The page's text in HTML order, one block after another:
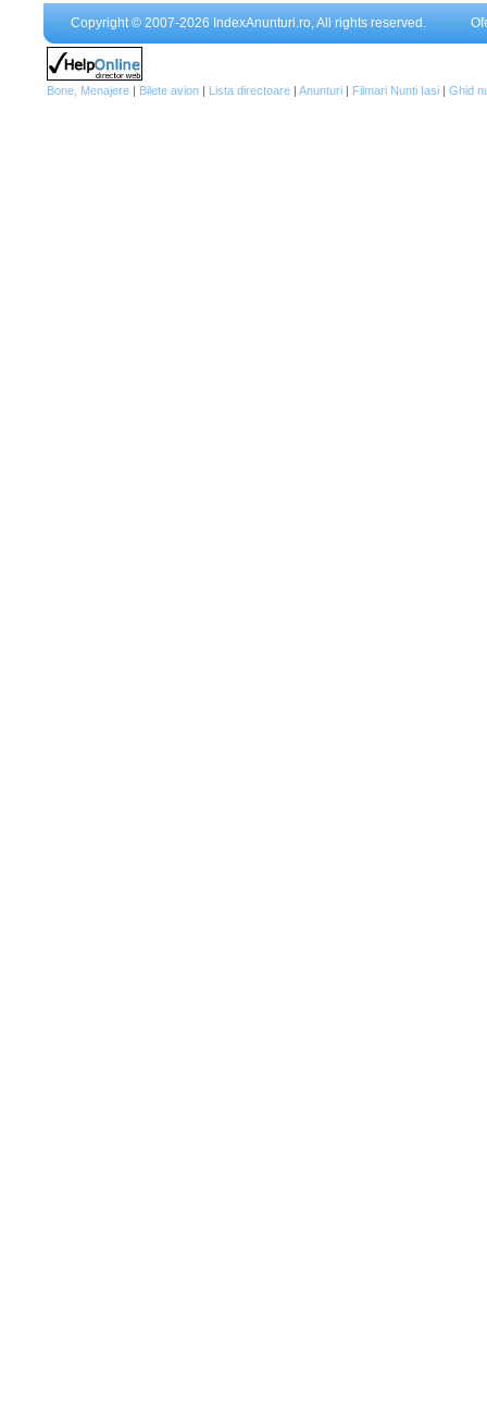
Copyright © 2007-2026 IndexAnunturi.ro, All rights reserved.
Bone, Menajere | Bilete avion | Lista directoare | Anunturi | Filmari Nunti Iasi | Ghid